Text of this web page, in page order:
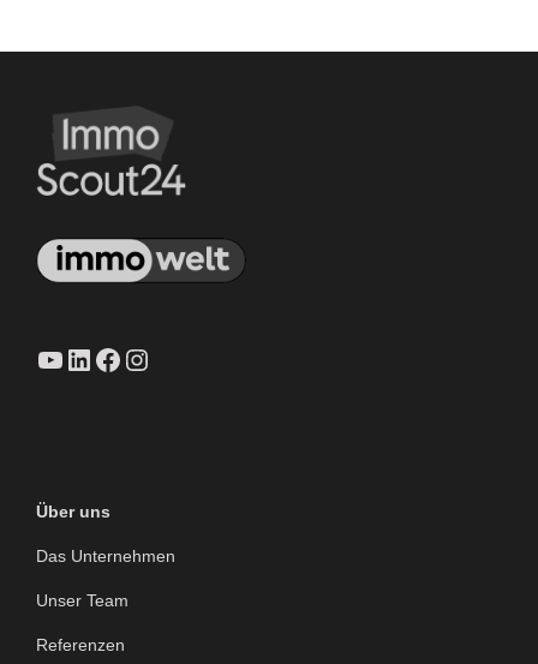
YouTube
LinkedIn
Facebook
Instagram
Über uns
Das Unternehmen
Unser Team
Referenzen